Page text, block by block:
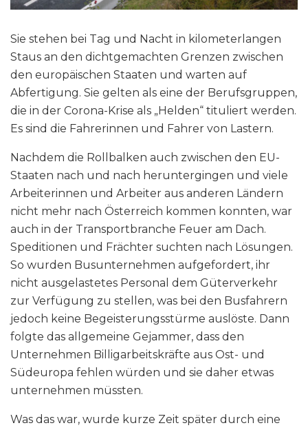
Sie stehen bei Tag und Nacht in kilometerlangen
Staus an den dichtgemachten Grenzen zwischen
den europäischen Staaten und warten auf
Abfertigung. Sie gelten als eine der Berufsgruppen,
die in der Corona-Krise als „Helden“ tituliert werden.
Es sind die Fahrerinnen und Fahrer von Lastern.
Nachdem die Rollbalken auch zwischen den EU-
Staaten nach und nach heruntergingen und viele
Arbeiterinnen und Arbeiter aus anderen Ländern
nicht mehr nach Österreich kommen konnten, war
auch in der Transportbranche Feuer am Dach.
Speditionen und Frächter suchten nach Lösungen.
So wurden Busunternehmen aufgefordert, ihr
nicht ausgelastetes Personal dem Güterverkehr
zur Verfügung zu stellen, was bei den Busfahrern
jedoch keine Begeisterungsstürme auslöste. Dann
folgte das allgemeine Gejammer, dass den
Unternehmen Billigarbeitskräfte aus Ost- und
Südeuropa fehlen würden und sie daher etwas
unternehmen müssten.
Was das war, wurde kurze Zeit später durch eine